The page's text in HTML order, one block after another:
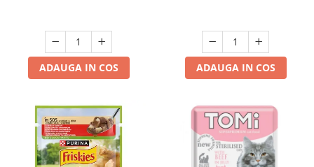
ADAUGA IN COS ADAUGA IN COS